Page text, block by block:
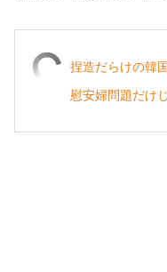
捏造だらけの韓
慰安婦問題だけ